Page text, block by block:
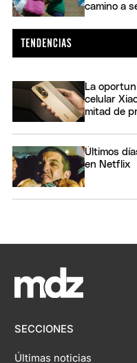
camino a
La
celular
mitad de
Últimos
en Netflix
SECCIONES
Últimas noticias